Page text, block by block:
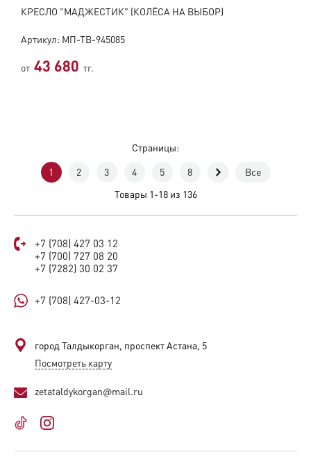
КРЕСЛО "МАДЖЕСТИК" (КОЛЁСА НА ВЫБОР)
Артикул: МП-ТВ-945085
от 43 680 тг.
Страницы:
1 2 3 4 5 8 Все
Товары 1-18 из 136
+7 (708) 427 03 12
+7 (700) 727 08 20
+7 (7282) 30 02 37
+7 (708) 427-03-12
город Талдыкорган, проспект Астана, 5
Посмотреть карту
zetataldykorgan@mail.ru